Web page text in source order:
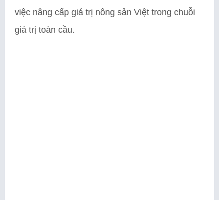
việc nâng cấp giá trị nông sản Việt trong chuỗi
giá trị toàn cầu.